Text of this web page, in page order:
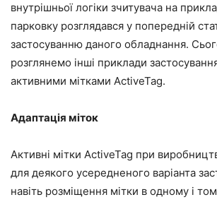
внутрішньої логіки зчитувача на
парковку розглядався у попередній
застосуванню даного обладнання.
розглянемо інші приклади
активними мітками ActiveTag.
Адаптація міток
Активні мітки ActiveTag при
для деякого усередненого варіанта
навіть розміщення мітки в одному і